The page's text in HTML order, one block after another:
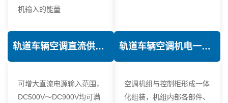
机输入的能量
轨道车辆空调直流供电技术
可增大直流电源输入范围，
DC500V～DC900V均可满
轨道车辆空调机电一体化技术
空调机组与控制柜形成一体
化组装，机组内部各部件、